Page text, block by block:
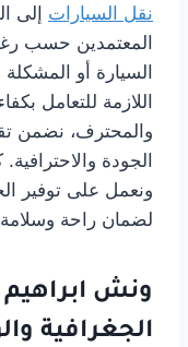
نقل السيارات إلى
المعتمدين حسب
السيارة أو المشكلة
اللازمة للتعامل
والمحترف، نضمن
الجودة
ونعمل على توفير
لضمان راحة وسلامة
ونش
الجغرافية